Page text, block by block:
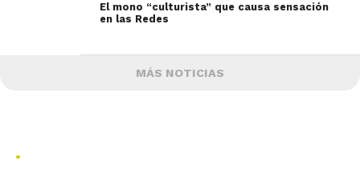
El mono “culturista” que causa sensación
en las Redes
MÁS NOTICIAS
.